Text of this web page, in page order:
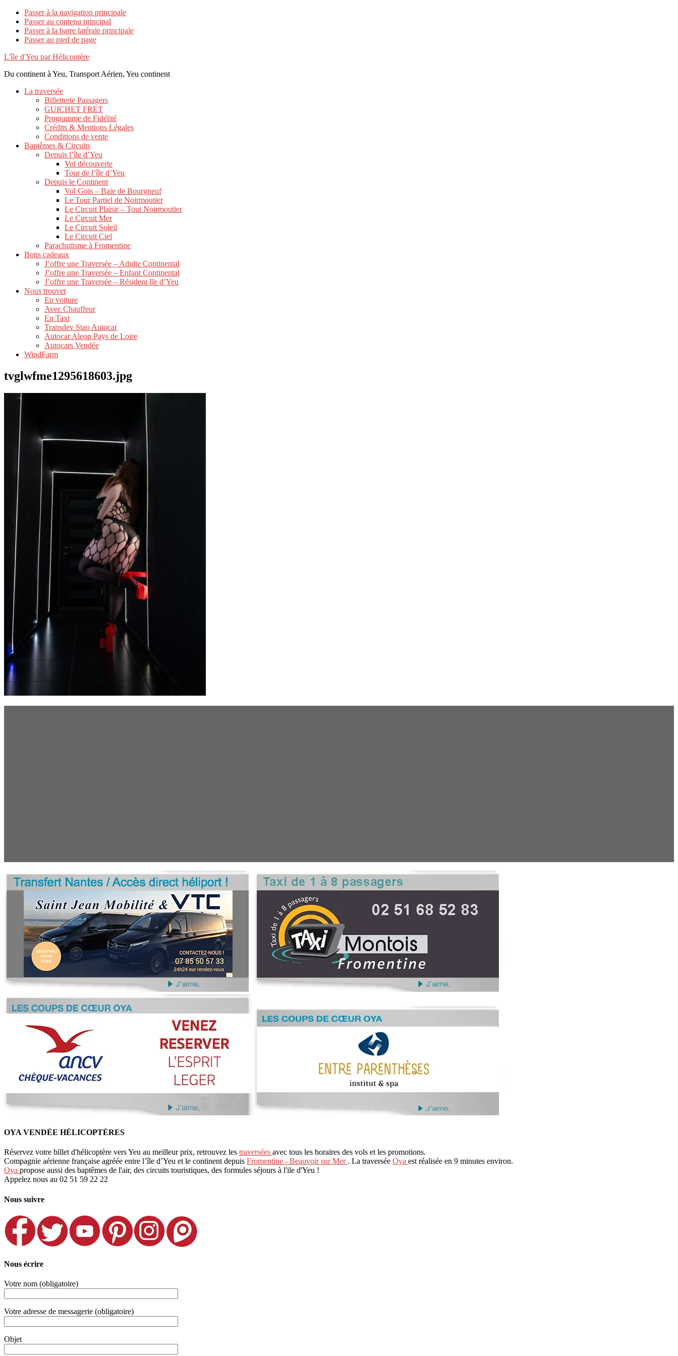
Passer à la navigation principale
Passer au contenu principal
Passer à la barre latérale principale
Passer au pied de page
L'île d'Yeu par Hélicoptère
Du continent à Yeu, Transport Aérien, Yeu continent
La traversée
Billetterie Passagers
GUICHET FRET
Programme de Fidélité
Crédits & Mentions Légales
Conditions de vente
Baptêmes & Circuits
Depuis l’île d’Yeu
Vol découverte
Tour de l’île d’Yeu
Depuis le Continent
Vol Gois – Baie de Bourgneuf
Le Tour Partiel de Noirmoutier
Le Circuit Plaisir – Tout Noirmoutier
Le Circuit Mer
Le Circuit Soleil
Le Circuit Ciel
Parachutisme à Fromentine
Bons cadeaux
J’offre une Traversée – Adulte Continental
J’offre une Traversée – Enfant Continental
J’offre une Traversée – Résident Ile d’Yeu
Nous trouver
En voiture
Avec Chauffeur
En Taxi
Transdev Stao Autocar
Autocar Aleop Pays de Loire
Autocars Vendée
WindFarm
tvglwfme1295618603.jpg
OYA VENDÉE HÉLICOPTÈRES
Réservez votre billet d'hélicoptère vers Yeu au meilleur prix, retrouvez les traversées avec tous les horaires des vols et les promotions.
Compagnie aérienne française agréée entre l’île d’Yeu et le continent depuis Fromentine - Beauvoir sur Mer . La traversée Oya est réalisée en 9 minutes environ.
Oya propose aussi des baptêmes de l'air, des circuits touristiques, des formules séjours à l'ile d'Yeu !
Appelez nous au 02 51 59 22 22
Nous suivre
Nous écrire
Votre nom (obligatoire)
Votre adresse de messagerie (obligatoire)
Objet